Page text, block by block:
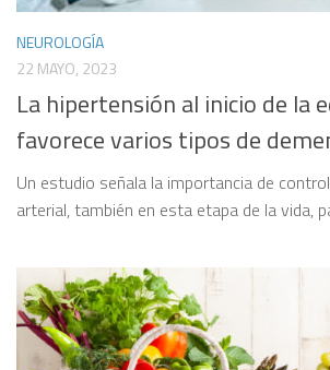
NEUROLOGÍA
22 MAYO, 2023
La hipertensión al inicio de la
favorece varios tipos de
Un estudio señala la importancia de
arterial, también en esta etapa de la vida,